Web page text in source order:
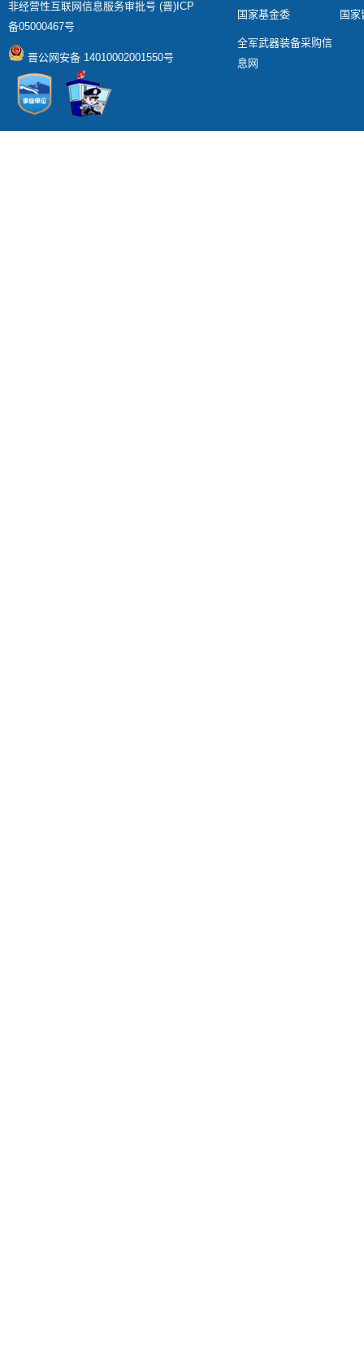
非经营性互联网信息服务审批号 (晋)ICP
备05000467号
晋公网安备 14010002001550号
国家基金委 国
全军武器装备采购信
息网